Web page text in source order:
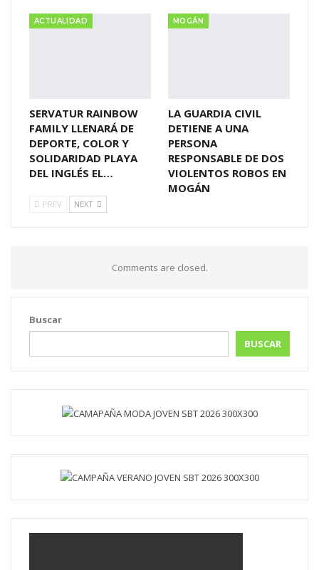
ACTUALIDAD
SERVATUR RAINBOW
FAMILY LLENARÁ DE
DEPORTE, COLOR Y
SOLIDARIDAD PLAYA
DEL INGLÉS EL…
MOGÁN
LA GUARDIA CIVIL
DETIENE A UNA
PERSONA
RESPONSABLE DE DOS
VIOLENTOS ROBOS EN
MOGÁN
PREV NEXT
Comments are closed.
Buscar
BUSCAR